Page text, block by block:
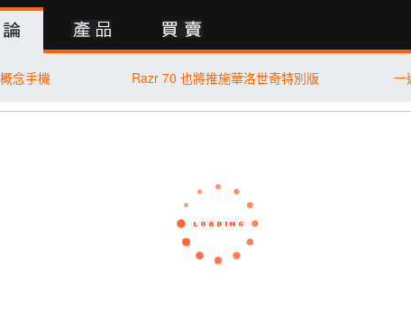
念手機 Razr 70 也將推施華洛世奇特別版 一